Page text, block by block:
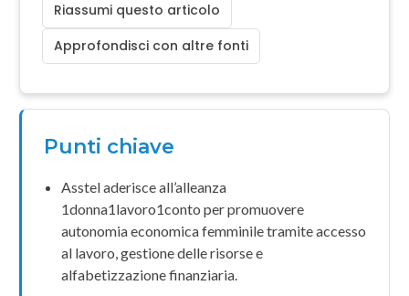
Riassumi questo articolo
Approfondisci con altre fonti
Punti chiave
Assteladerisce all’alleanza
1donna1lavoro1conto per promuovere
autonomia economicafemminile tramite accesso
al lavoro, gestione delle risorse e
alfabetizzazione finanziaria.